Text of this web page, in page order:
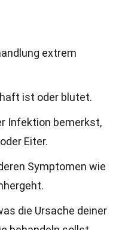
extrem
ist oder blutet.
Infektion bemerkst,
Eiter.
Symptomen wie
die Ursache deiner